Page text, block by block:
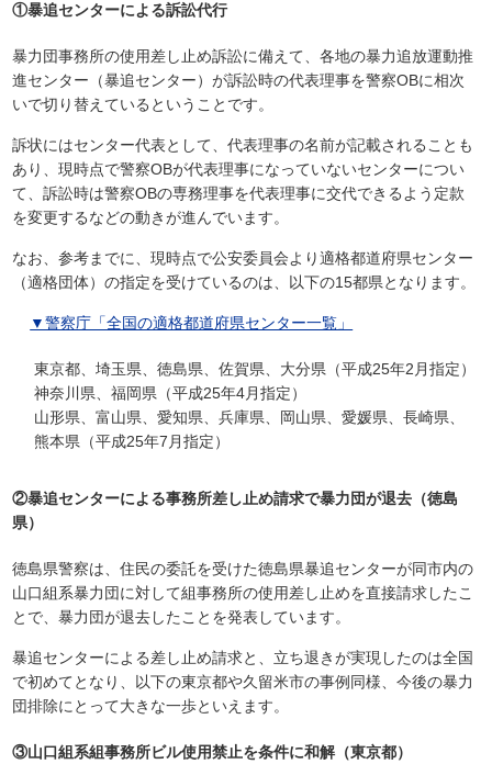
①暴追センターによる訴訟代行
暴力団事務所の使用差し止め訴訟に備えて、各地の暴力追放運動推
進センター（暴追センター）が訴訟時の代表理事を警察OBに相次
いで切り替えているということです。
訴状にはセンター代表として、代表理事の名前が記載されることも
あり、現時点で警察OBが代表理事になっていないセンターについ
て、訴訟時は警察OBの専務理事を代表理事に交代できるよう定款
を変更するなどの動きが進んでいます。
なお、参考までに、現時点で公安委員会より適格都道府県センター
（適格団体）の指定を受けているのは、以下の15都県となります。
▼警察庁「全国の適格都道府県センター一覧」
東京都、埼玉県、徳島県、佐賀県、大分県（平成25年2月指定）
神奈川県、福岡県（平成25年4月指定）
山形県、富山県、愛知県、兵庫県、岡山県、愛媛県、長崎県、
熊本県（平成25年7月指定）
②暴追センターによる事務所差し止め請求で暴力団が退去（徳島
県）
徳島県警察は、住民の委託を受けた徳島県暴追センターが同市内の
山口組系暴力団に対して組事務所の使用差し止めを直接請求したこ
とで、暴力団が退去したことを発表しています。
暴追センターによる差し止め請求と、立ち退きが実現したのは全国
で初めてとなり、以下の東京都や久留米市の事例同様、今後の暴力
団排除にとって大きな一歩といえます。
③山口組系組事務所ビル使用禁止を条件に和解（東京都）